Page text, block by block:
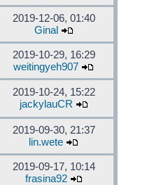
2019-12-06, 01:40
Ginal
2019-10-29, 16:29
weitingyeh907
2019-10-24, 15:22
jackylauCR
2019-09-30, 21:37
lin.wete
2019-09-17, 10:14
frasina92